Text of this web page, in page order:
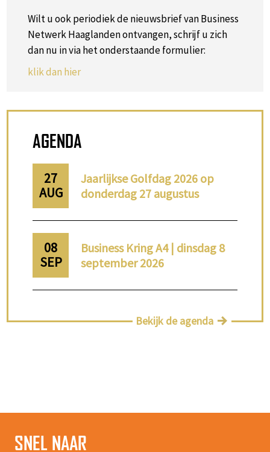
Wilt u ook periodiek de nieuwsbrief van Business
Netwerk Haaglanden ontvangen, schrijf u zich
dan nu in via het onderstaande formulier:
klik dan hier
AGENDA
27
AUG
Jaarlijkse Golfdag 2026 op
donderdag 27 augustus
08
SEP
Business Kring A4 | dinsdag 8
september 2026
Bekijk de agenda
SNEL NAAR